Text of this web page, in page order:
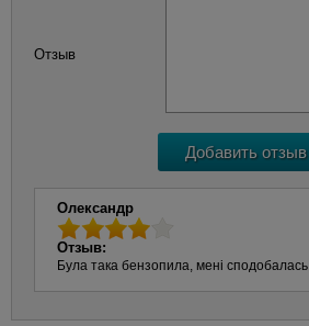
Отзыв
Олександр
Отзыв:
Була така бензопила, мені сподобалась